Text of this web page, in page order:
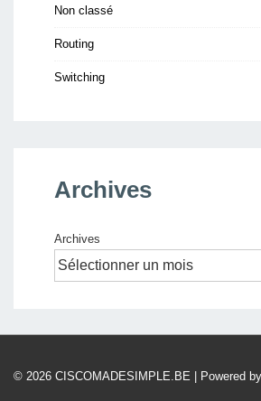
Non classé
Routing
Switching
Archives
Archives
© 2026 CISCOMADESIMPLE.BE | Powered by